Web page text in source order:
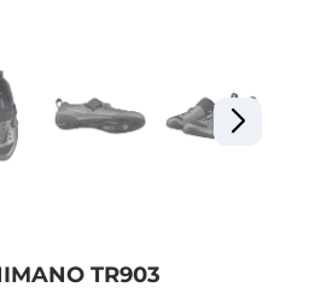
TR903